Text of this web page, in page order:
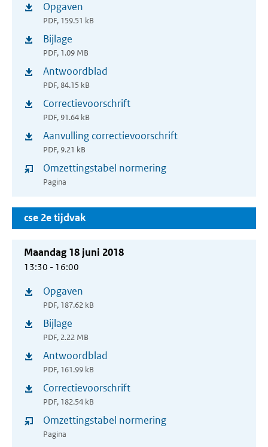
Opgaven
PDF, 159.51 kB
(opent
nieuw
venster)
Bijlage
PDF, 1.09 MB
(opent
nieuw
venster)
Antwoordblad
PDF, 84.15 kB
(opent
nieuw
venster)
Correctievoorschrift
PDF, 91.64 kB
(opent
nieuw
venster)
Aanvulling correctievoorschrift
PDF, 9.21 kB
(opent
nieuw
venster)
Omzettingstabel normering
Pagina
cse 2e tijdvak
Maandag 18 juni 2018
13:30 - 16:00
Opgaven
PDF, 187.62 kB
(opent
nieuw
venster)
Bijlage
PDF, 2.22 MB
(opent
nieuw
venster)
Antwoordblad
PDF, 161.99 kB
(opent
nieuw
venster)
Correctievoorschrift
PDF, 182.54 kB
(opent
nieuw
venster)
Omzettingstabel normering
Pagina